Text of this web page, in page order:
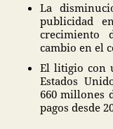
La
publicidad
crecimiento
cambio en el
El litigio con
Estados
660 millones
pagos desde